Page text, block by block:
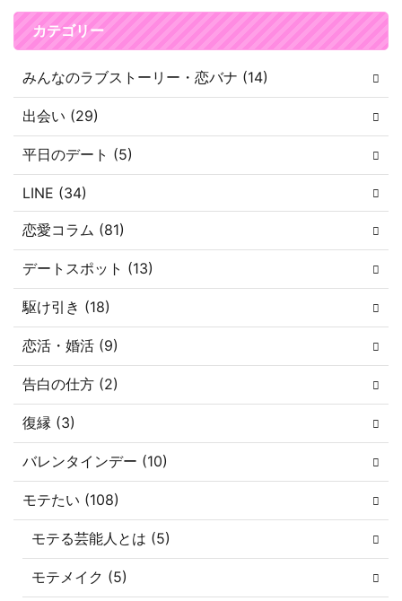
カテゴリー
みんなのラブストーリー・恋バナ (14)
出会い (29)
平日のデート (5)
LINE (34)
恋愛コラム (81)
デートスポット (13)
駆け引き (18)
恋活・婚活 (9)
告白の仕方 (2)
復縁 (3)
バレンタインデー (10)
モテたい (108)
モテる芸能人とは (5)
モテメイク (5)